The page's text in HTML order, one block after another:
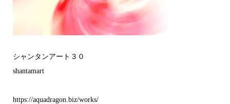
シャンタンアート３０
shantamart
https://aquadragon.biz/works/